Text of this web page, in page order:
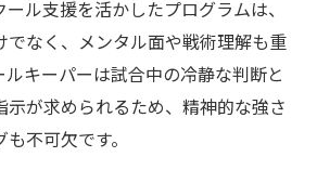
ル支援を活かしたプログラムは、
でなく、メンタル面や戦術理解も重
キーパーは試合中の冷静な判断と
示が求められるため、精神的な強さ
不可欠です。